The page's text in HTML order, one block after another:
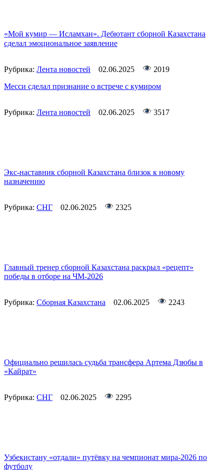
«Мой кумир — Исламхан». Дебютант сборной Казахстана
сделал эмоциональное заявление
Рубрика: Лента новостей 02.06.2025
2019
Месси сделал признание о встрече с кумиром
Рубрика: Лента новостей 02.06.2025 3517
Экс-наставник сборной Казахстана близок к новому
назначению
Рубрика: СНГ 02.06.2025 2325
Главный тренер сборной Казахстана раскрыл «рецепт»
победы в отборе на ЧМ-2026
Рубрика: Сборная Казахстана 02.06.2025 2243
Официально решилась судьба трансфера Артема Дзюбы в
«Кайрат»
Рубрика: СНГ 02.06.2025 2295
Узбекистану «отдали» путёвку на чемпионат мира-2026 по
футболу